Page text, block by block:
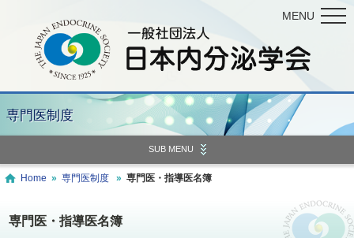
MENU
専門医制度
SUB MENU
Home » 専門医制度 » 専門医・指導医名簿
専門医・指導医名簿